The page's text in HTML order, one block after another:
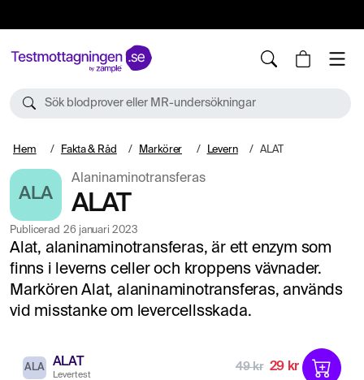
Sök blodprover eller MR-undersökningar
Hem Fakta & Råd Markörer Levern ALAT
ALA
Alaninaminotransferas
ALAT
Publicerad 26 januari 2023
Alat, alaninaminotransferas, är ett enzym som
finns i leverns celler och kroppens vävnader.
Markören Alat, alaninaminotransferas, används
vid misstanke om levercellsskada.
ALA ALAT
Levertest
49 kr 29 kr